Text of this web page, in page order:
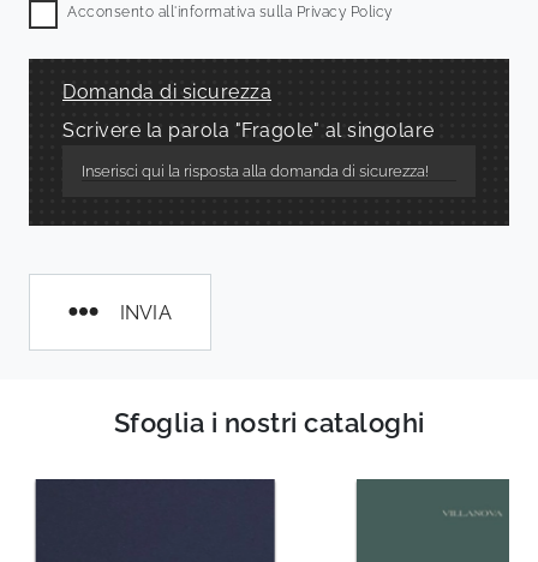
Sfoglia i nostri cataloghi
Acconsento all'informativa sulla Privacy Policy
Domanda di sicurezza
Scrivere la parola "Fragole" al singolare
INVIA